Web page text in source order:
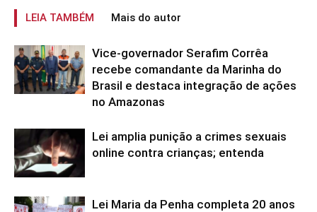
LEIA TAMBÉM Mais do autor
Vice-governador Serafim Corrêa
recebe comandante da Marinha do
Brasil e destaca integração de ações
no Amazonas
Lei amplia punição a crimes sexuais
online contra crianças; entenda
Lei Maria da Penha completa 20 anos